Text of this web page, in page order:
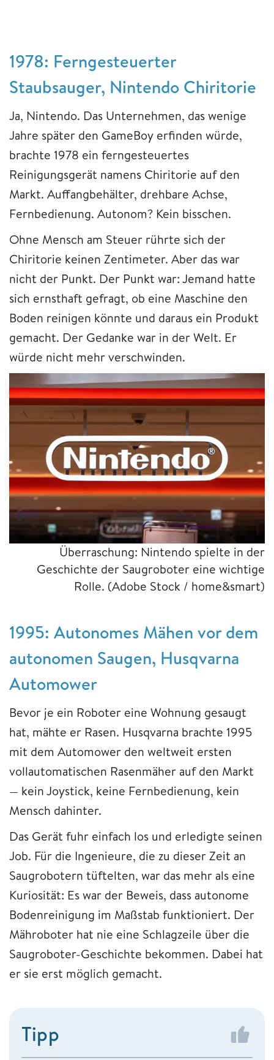
1978: Ferngesteuerter
Staubsauger, Nintendo Chiritorie
Ja, Nintendo. Das Unternehmen, das wenige
Jahre später den GameBoy erfinden würde,
brachte 1978 ein ferngesteuertes
Reinigungsgerät namens Chiritorie auf den
Markt. Auffangbehälter, drehbare Achse,
Fernbedienung. Autonom? Kein bisschen.
Ohne Mensch am Steuer rührte sich der
Chiritorie keinen Zentimeter. Aber das war
nicht der Punkt. Der Punkt war: Jemand hatte
sich ernsthaft gefragt, ob eine Maschine den
Boden reinigen könnte und daraus ein Produkt
gemacht. Der Gedanke war in der Welt. Er
würde nicht mehr verschwinden.
Überraschung: Nintendo spielte in der
Geschichte der Saugroboter eine wichtige
Rolle. (Adobe Stock / home&smart)
1995: Autonomes Mähen vor dem
autonomen Saugen, Husqvarna
Automower
Bevor je ein Roboter eine Wohnung gesaugt
hat, mähte er Rasen. Husqvarna brachte 1995
mit dem Automower den weltweit ersten
vollautomatischen Rasenmäher auf den Markt
— kein Joystick, keine Fernbedienung, kein
Mensch dahinter.
Das Gerät fuhr einfach los und erledigte seinen
Job. Für die Ingenieure, die zu dieser Zeit an
Saugrobotern tüftelten, war das mehr als eine
Kuriosität: Es war der Beweis, dass autonome
Bodenreinigung im Maßstab funktioniert. Der
Mähroboter hat nie eine Schlagzeile über die
Saugroboter-Geschichte bekommen. Dabei hat
er sie erst möglich gemacht.
Tipp